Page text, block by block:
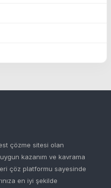
çözme sitesi olan
kazanım ve kavrama
çöz platformu sayesinde
en iyi şekilde